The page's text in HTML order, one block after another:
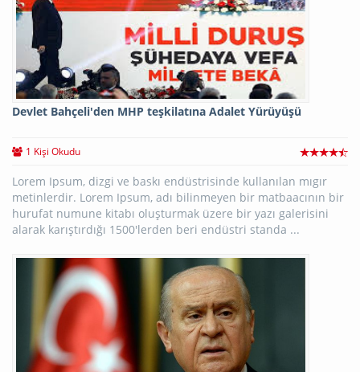
Devlet Bahçeli'den MHP teşkilatına Adalet Yürüyüşü
1 Kişi Okudu
Lorem Ipsum, dizgi ve baskı endüstrisinde kullanılan mıgır
metinlerdir. Lorem Ipsum, adı bilinmeyen bir matbaacının bir
hurufat numune kitabı oluşturmak üzere bir yazı galerisini
alarak karıştırdığı 1500'lerden beri endüstri standa ...